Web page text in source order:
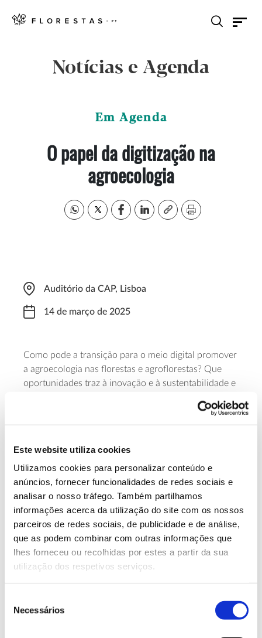
Este website utiliza cookies
Utilizamos cookies para personalizar conteúdo e
anúncios, fornecer funcionalidades de redes sociais e
analisar o nosso tráfego. Também partilhamos
informações acerca da utilização do site com os nossos
parceiros de redes sociais, de publicidade e de análise,
que as podem combinar com outras informações que
lhes forneceu ou recolhidas por estes a partir da sua
utilização dos respetivos serviços.
Necessários
Notícias e Agenda
Em Agenda
O papel da digitização na
agroecologia
Auditório da CAP, Lisboa
14 de março de 2025
Como pode a transição para o meio digital promover
a agroecologia nas florestas e agroflorestas? Que
oportunidades traz à inovação e à sustentabilidade e
algumas das questões em foco neste workshop,
promovido pela UNAC – União da Floresta
evento decorre entre as 09:00 e as 13:30.
Faça a sua inscrição
13.07.2026
Genoma do priolo e de outras espécies em risco:
conhecer para conservar